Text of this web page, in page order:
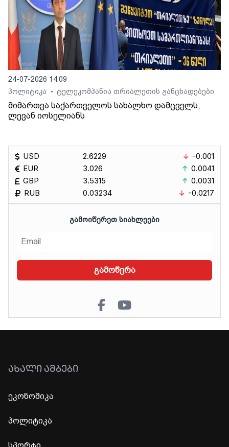
24-07-2026 14:09
პოლიტიკა
• ტელეკომპანია თრიალეთის განცხადებები
მიმართვა საქართველოს სახალხო დამცველს,
ლევან იოსელიანს
USD
EUR
GBP
RUB
2.6229
3.026
3.5315
0.03234
-0.001
0.0041
0.0031
-0.0217
ᲒᲐᲛᲝᲘᲬᲔᲠᲔᲗ ᲡᲘᲐᲮᲚᲔᲔᲑᲘ
გამოწერა
ᲐᲮᲐᲚᲘ ᲐᲛᲑᲔᲑᲘ
ეკონომიკა
პოლიტიკა